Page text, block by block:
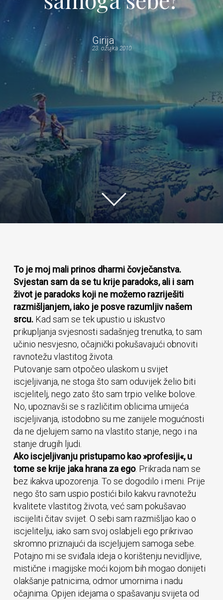
Girija
23. ožujka 2010.
To je moj mali prinos dharmi čovječanstva.
Svjestan sam da se tu krije paradoks, ali i sam
život je paradoks koji ne možemo razriješiti
razmišljanjem, iako je posve razumljiv našem
srcu.Kad sam se tek upustio u iskustvo
prikupljanja svjesnosti sadašnjeg trenutka, to sam
učinio nesvjesno, očajnički pokušavajući obnoviti
ravnotežu vlastitog života.
Putovanje sam otpočeo ulaskom u svijet
iscjeljivanja, ne stoga što sam oduvijek želio biti
iscjelitelj, nego zato što sam trpio velike bolove.
No, upoznavši se s različitim oblicima umijeća
iscjeljivanja, istodobno su me zanijele mogućnosti
da ne djelujem samo na vlastito stanje, nego i na
stanje drugih ljudi.
Ako iscjeljivanju pristupamo kao »profesiji«, u
tome se krije jaka hrana za ego. Prikrada nam se
bez ikakva upozorenja. To se dogodilo i meni. Prije
nego što sam uspio postići bilo kakvu ravnotežu
kvalitete vlastitog života, već sam pokušavao
iscijeliti čitav svijet. O sebi sam razmišljao kao o
iscjelitelju, iako sam svoj oslabjeli ego prikrivao
skromno priznajući da iscjeljujem samoga sebe.
Potajno mi se sviđala ideja o korištenju nevidljive,
mistične i magijske moći kojom bih mogao donijeti
olakšanje patnicima, odmor umornima i nadu
očajnima. Opijen idejama o spašavanju svijeta od